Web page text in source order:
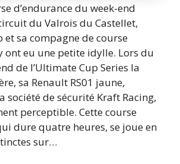
d’endurance du week-end
du Valrois du Castellet,
et sa compagne de course
ont eu une petite idylle. Lors du
de l’Ultimate Cup Series la
sa Renault RS01 jaune,
société de sécurité Kraft Racing,
perceptible. Cette course
dure quatre heures, se joue en
sur…